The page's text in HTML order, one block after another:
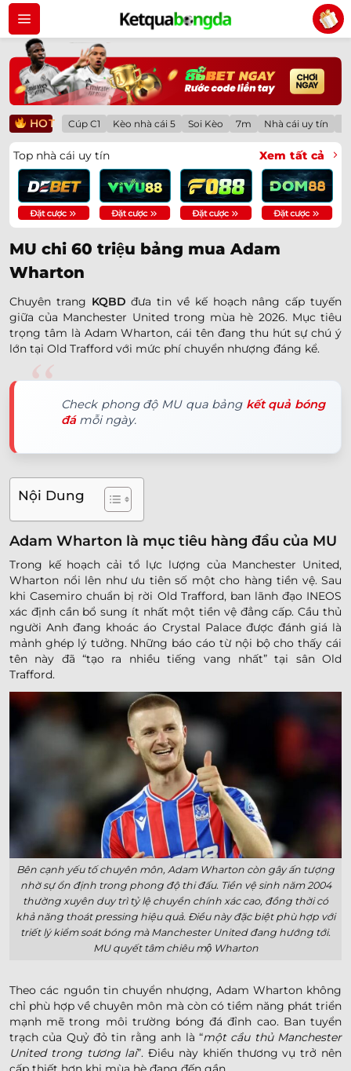
Bỏ
qua
dung
HOT Cúp C1 Kèo nhà cái 5 Soi Kèo 7m Nhà cái uy tín
Top nhà cái uy tín Xem tất cả
MU chi 60 triệu bảng mua Adam
Wharton
Chuyên trang KQBD đưa tin về kế hoạch nâng cấp tuyến
giữa của Manchester United trong mùa hè 2026. Mục tiêu
trọng tâm là Adam Wharton, cái tên đang thu hút sự chú ý
lớn tại Old Trafford với mức phí chuyển nhượng đáng kể.
Check phong độ MU qua bảng kết quả bóng
đámỗi ngày.
Nội Dung
Adam Wharton là mục tiêu hàng đầu của MU
Trong kế hoạch cải tổ lực lượng của Manchester United,
Wharton nổi lên như ưu tiên số một cho hàng tiền vệ. Sau
khi Casemiro chuẩn bị rời Old Trafford, ban lãnh đạo INEOS
xác định cần bổ sung ít nhất một tiền vệ đẳng cấp. Cầu thủ
người Anh đang khoác áo Crystal Palace được đánh giá là
mảnh ghép lý tưởng. Những báo cáo từ nội bộ cho thấy cái
tên này đã “tạo ra nhiều tiếng vang nhất” tại sân Old
Trafford.
Bên cạnh yếu tố chuyên môn, Adam Wharton còn gây ấn tượng
nhờ sự ổn định trong phong độ thi đấu. Tiền vệ sinh năm 2004
thường xuyên duy trì tỷ lệ chuyền chính xác cao, đồng thời có
khả năng thoát pressing hiệu quả. Điều này đặc biệt phù hợp với
triết lý kiểm soát bóng mà Manchester United đang hướng tới.
MU quyết tâm chiêu mộ Wharton
Theo các nguồn tin chuyển nhượng, Adam Wharton không
chỉ phù hợp về chuyên môn mà còn có tiềm năng phát triển
mạnh mẽ trong môi trường bóng đá đỉnh cao. Ban tuyển
trạch của Quỷ đỏ tin rằng anh là “một cầu thủ Manchester
United trong tương lai”. Điều này khiến thương vụ trở nên